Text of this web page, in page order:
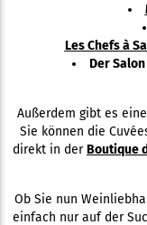
Les Chefs à
Der
Außerdem gibt es
Sie können die
direkt in derBoutique
Ob Sie nun
einfach nur auf der